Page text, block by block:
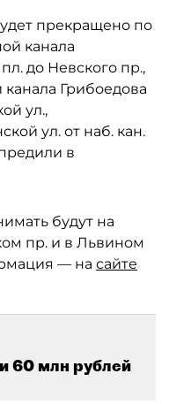
прекращено по
канала
до Невского пр.,
Грибоедова
ул.,
ул. от наб. кан.
в
будут на
пр. и в Львином
— на сайте
60 млн рублей